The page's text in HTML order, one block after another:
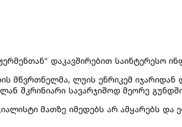
დაკავშირებით საინტერესო
მწვრთნელმა, ლუის ენრიკემ იჯარიდან
შკრინიარი სავარჯიშოდ მეორე გუნდში
მათზე იმედებს არ ამყარებს